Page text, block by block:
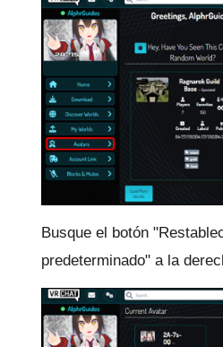
Busque el botón
predeterminado" a la